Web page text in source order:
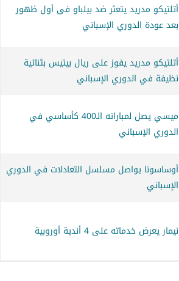
أتلتيكو مدريد يتعثر ضد بيلباو فى أول ظهور
بعد عودة الدوري الإسباني
أتلتيكو مدريد يفوز على ريال بيتيس بثنائية
نظيفة في الدوري الإسباني
ميسي يصل لمباراته الـ400 كأساسي في
الدوري الإسباني
أوساسونا يواصل مسلسل التعادلات في الدوري
الإسباني
نيمار يعرض خدماته على 4 أندية أوروبية